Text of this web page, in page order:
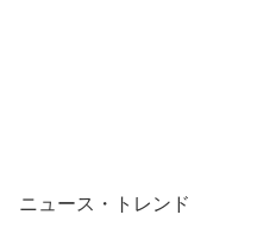
ニュース・トレンド